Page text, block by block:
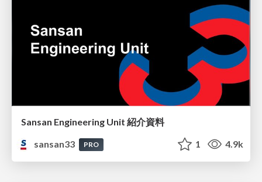
Sansan Engineering Unit 紹介資料
sansan33
PRO 1 4.9k